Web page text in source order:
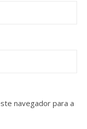
navegador para a